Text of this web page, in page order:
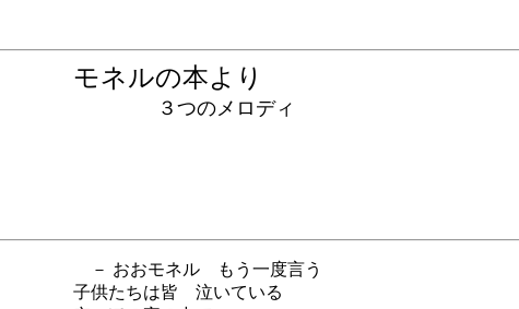
モネルの本より
３つのメロディ
－ おおモネル もう一度言う
子供たちは皆 泣いている